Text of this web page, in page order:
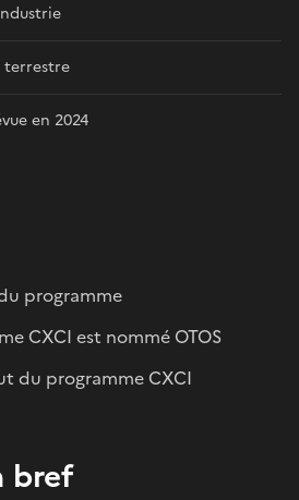
en 2024
programme
CXCI est nommé OTOS
du programme CXCI
bref